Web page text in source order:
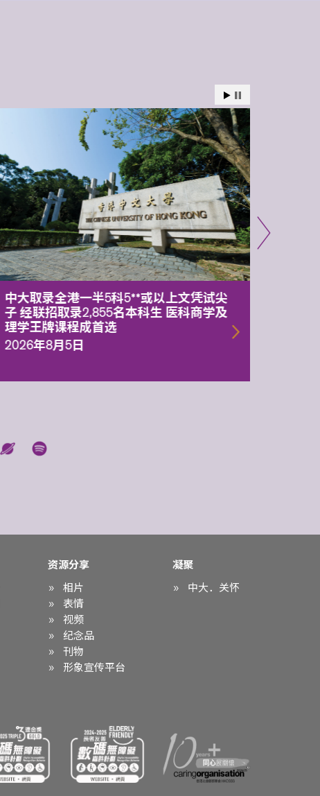
中大取录全港一半5科5**或以上文凭试尖
子 经联招取录2,855名本科生 医科商学及
理学王牌课程成首选
2026年8月5日
资源分享
相片
表情
视频
纪念品
刊物
形象宣传平台
凝聚
中大．关怀